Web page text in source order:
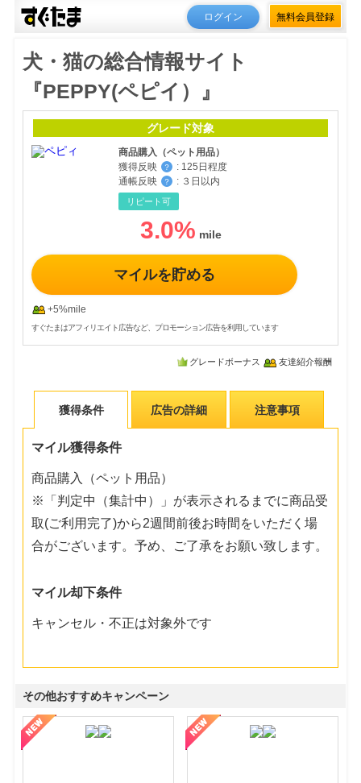
ログイン 無料会員登録
犬・猫の総合情報サイト
『PEPPY(ペピイ）』
グレード対象
商品購入（ペット用品）
獲得反映
？ : 125日程度
通帳反映
？ : ３日以内
リピート可
3.0%
マイルを貯める
+5%mile
すぐたまはアフィリエイト広告など、プロモーション広告を利用しています
グレードボーナス 友達紹介報酬
獲得条件 広告の詳細 注意事項
マイル獲得条件
商品購入（ペット用品）
※「判定中（集計中）」が表示されるまでに商品受
取(ご利用完了)から2週間前後お時間をいただく場
合がございます。予め、ご了承をお願い致します。
マイル却下条件
キャンセル・不正は対象外です
その他おすすめキャンペーン